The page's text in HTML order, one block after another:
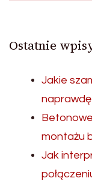
Ostatnie
Jakie
montażu
Jak